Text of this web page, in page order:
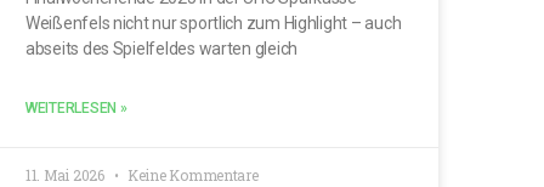
Weißenfels nicht nur sportlich zum Highlight – auch
abseits des Spielfeldes warten gleich
WEITERLESEN »
11. Mai 2026 Keine Kommentare